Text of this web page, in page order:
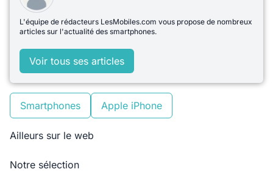
L'équipe de rédacteurs LesMobiles.com vous propose de nombreux
articles sur l'actualité des smartphones.
Voir tous ses articles
Smartphones Apple iPhone
Ailleurs sur le web
Notre sélection